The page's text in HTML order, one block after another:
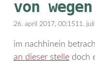
von
26. april 2017, 00:1511.
im nachhinein
an dieser stelle doch